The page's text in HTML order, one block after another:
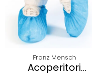
Franz Mensch
Acoperitori